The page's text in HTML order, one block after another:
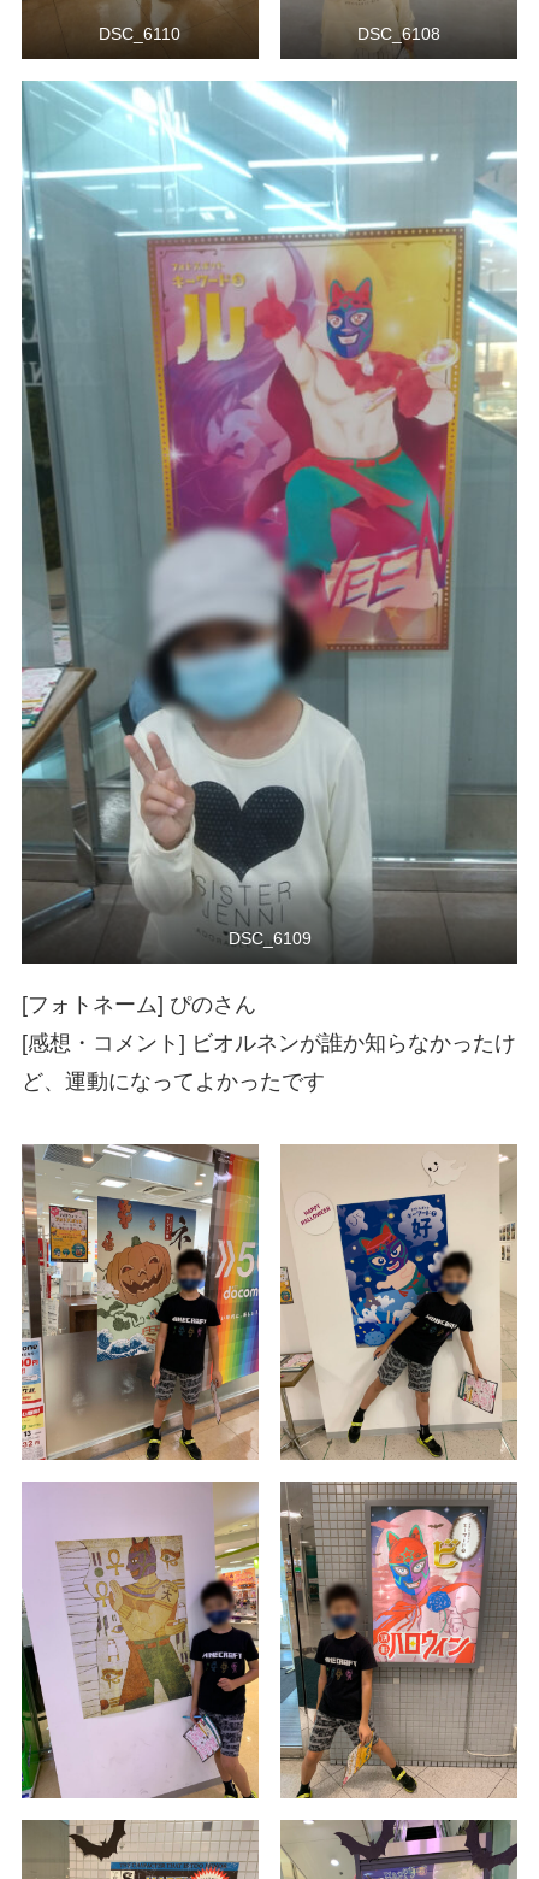
DSC_6110 DSC_6108
DSC_6109
[フォトネーム] ぴのさん
[感想・コメント] ビオルネンが誰か知らなかったけ
ど、運動になってよかったです